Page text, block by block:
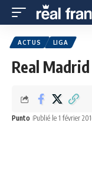
ACTUS LIGA
Real
Punto Publié le 1 février